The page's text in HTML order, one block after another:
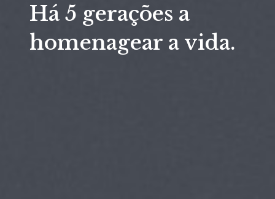
Há 5 gerações a
homenagear a vida.